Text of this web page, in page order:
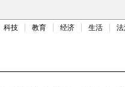
科技 教育 经济 生活